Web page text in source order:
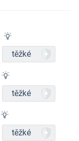
těžké
těžké
těžké